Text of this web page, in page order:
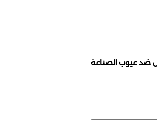
ضد عيوب الصناعة